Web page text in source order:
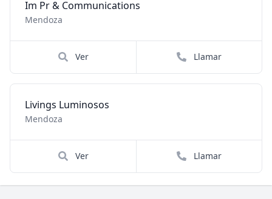
Im Pr & Communications
Mendoza
Ver Llamar
Livings Luminosos
Mendoza
Ver Llamar